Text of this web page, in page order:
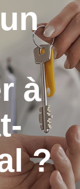
à
?